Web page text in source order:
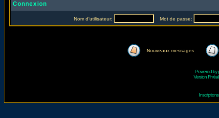
Connexion
Nom d'utilisateur: Mot de passe:
Nouveaux messages
Powered by
Version Fr